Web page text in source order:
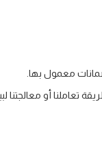
أو معالجتنا